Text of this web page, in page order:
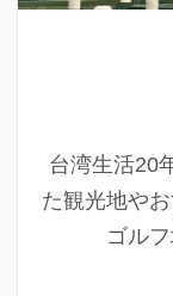
台湾生活20
た観光地や
ゴル